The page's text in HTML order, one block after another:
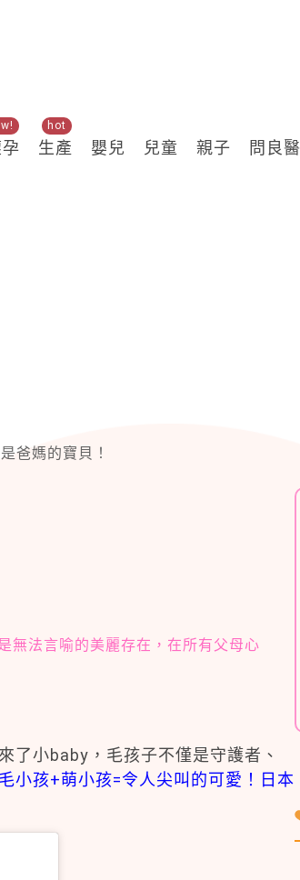
生產
hot
嬰兒 兒童 親子 問良醫
爸媽的寶貝！
無法言喻的美麗存在，在所有父母心
了小baby，毛孩子不僅是守護者、
毛小孩+萌小孩=令人尖叫的可愛！日本